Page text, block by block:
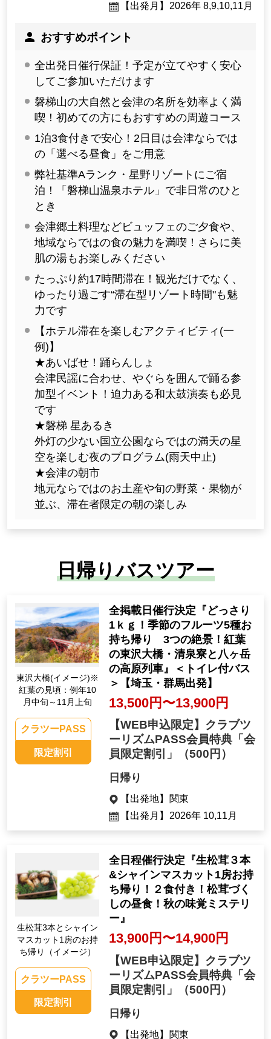
【出発月】 2026年 8,9,10,11月
おすすめポイント
全出発日催行保証！予定が立てやすく安心
してご参加いただけます
磐梯山の大自然と会津の名所を効率よく満
喫！初めての方にもおすすめの周遊コース
1泊3食付きで安心！2日目は会津ならでは
の「選べる昼食」をご用意
弊社基準Aランク・星野リゾートにご宿
泊！「磐梯山温泉ホテル」で非日常のひと
とき
会津郷土料理などビュッフェのご夕食や、
地域ならではの食の魅力を満喫！さらに美
肌の湯もお楽しみください
たっぷり約17時間滞在！観光だけでなく、
ゆったり過ごす“滞在型リゾート時間"も魅
力です
【ホテル滞在を楽しむアクティビティ(一
例)】
★あいばせ！踊らんしょ
会津民謡に合わせ、やぐらを囲んで踊る参
加型イベント！迫力ある和太鼓演奏も必見
です
★磐梯 星あるき
外灯の少ない国立公園ならではの満天の星
空を楽しむ夜のプログラム(雨天中止)
★会津の朝市
地元ならではのお土産や旬の野菜・果物が
並ぶ、滞在者限定の朝の楽しみ
日帰りバスツアー
東沢大橋(イメージ)※
紅葉の見頃：例年10
月中旬～11月上旬
クラツーPASS
限定割引
全掲載日催行決定『どっさり
1ｋｇ！季節のフルーツ5種お
持ち帰り 3つの絶景！紅葉
の東沢大橋・清泉寮と八ヶ岳
の高原列車』＜トイレ付バス
＞【埼玉・群馬出発】
13,500円〜13,900円
【WEB申込限定】クラブツ
ーリズムPASS会員特典「会
員限定割引」
（500円）
日帰り
【出発地】 関東
【出発月】 2026年 10,11月
生松茸3本とシャイン
マスカット1房のお持
ち帰り（イメージ）
クラツーPASS
限定割引
全日程催行決定『生松茸３本
&シャインマスカット1房お持
ち帰り！２食付き！松茸づく
しの昼食！秋の味覚ミステリ
ー』
13,900円〜14,900円
【WEB申込限定】クラブツ
ーリズムPASS会員特典「会
員限定割引」
（500円）
日帰り
【出発地】 関東